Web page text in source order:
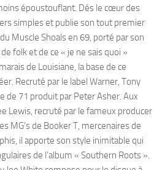
époustouflant. Dés le cœur des
simples et publie son tout premier
Muscle Shoals en 69, porté par son
folk et de ce « je ne sais quoi »
de Louisiane, la base de ce
Recruté par le label Warner, Tony
de 71 produit par Peter Asher. Aux
Lewis, recruté par le fameux producer
MG’s de Booker T, mercenaires de
il apporte son style inimitable qui
de l’album « Southern Roots ».